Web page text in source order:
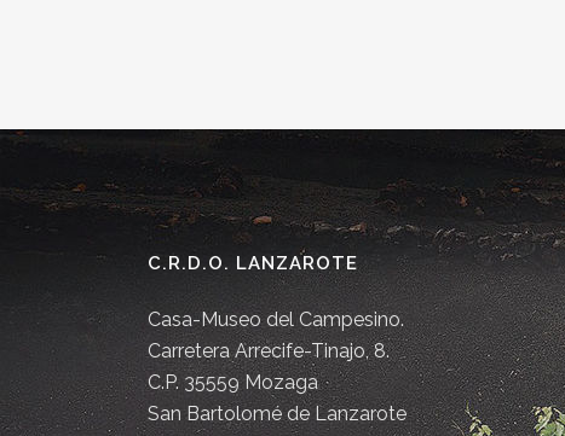
C.R.D.O. LANZAROTE
Casa-Museo del Campesino.
Carretera Arrecife-Tinajo, 8.
C.P. 35559 Mozaga
San Bartolomé de Lanzarote